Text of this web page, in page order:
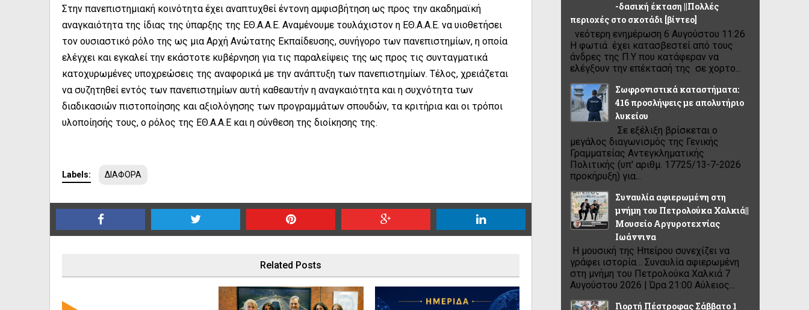
Στην πανεπιστημιακή κοινότητα έχει αναπτυχθεί έντονη αμφισβήτηση ως προς την ακαδημαϊκή
αναγκαιότητα της ίδιας της ύπαρξης της ΕΘ.Α.Α.Ε. Αναμένουμε τουλάχιστον η ΕΘ.Α.Α.Ε. να υιοθετήσει
τον ουσιαστικό ρόλο της ως μια Αρχή Ανώτατης Εκπαίδευσης, συνήγορο των πανεπιστημίων, η οποία
ελέγχει και εγκαλεί την εκάστοτε κυβέρνηση για τις παραλείψεις της ως προς τις συνταγματικά
κατοχυρωμένες υποχρεώσεις της αναφορικά με την ανάπτυξη των πανεπιστημίων. Τέλος, χρειάζεται
να συζητηθεί εντός των πανεπιστημίων αυτή καθεαυτήν η αναγκαιότητα και η συχνότητα των
διαδικασιών πιστοποίησης και αξιολόγησης των προγραμμάτων σπουδών, τα κριτήρια και οι τρόποι
υλοποίησής τους, ο ρόλος της ΕΘ.Α.Α.Ε και η σύνθεση της διοίκησης της.
Labels: ΔΙΑΦΟΡΑ
Related Posts
-δασική έκταση ||Πολλές
περιοχές στο σκοτάδι [βίντεο]
νεότερη ενημέρωση 6 Αυγούστου 11:26
Η φωτιά έχει κατασβεστεί από τους
άνδρες της Π.Υ που κατάφεραν να
ελέγξουν την επέκτασή της σε χορτο...
Σωφρονιστικά καταστήματα:
416 προσλήψεις με απολυτήριο
λυκείου
Σε εξέλιξη βρίσκεται ο
μεγάλος διαγωνισμός της Γενικής
Γραμματείας Αντεγκληματικής
Πολιτικής (υπ' αριθμ. 17725/13-7-2026
προκήρυξη) για...
Συναυλία αφιερωμένη στη
μνήμη του Πετρολούκα Χαλκιά||
Μουσείο Αργυροτεχνίας
Ιωάννινα
Η μουσική της Ηπείρου συνεχίζει να
γράφει ιστορία… Συναυλία αφιερωμένη
στη μνήμη του Πετρολούκα Χαλκιά 7
Αυγούστου 2026 | Ώρα 21:00 Αύλειος...
Γιορτή Πέστροφας Σάββατο 1